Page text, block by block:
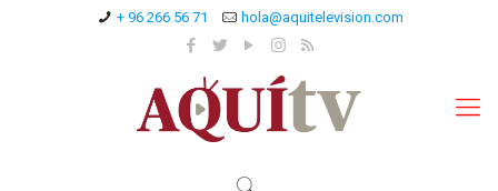
+ 96 266 56 71 hola@aquitelevision.com